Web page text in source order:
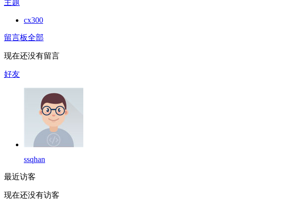
主题
cx300
留言板全部
现在还没有留言
好友
ssqhan
最近访客
现在还没有访客